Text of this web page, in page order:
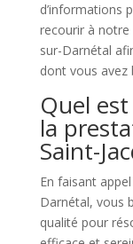
d’informations
recourir à notre
sur-Darnétal
dont vous avez
Quel
la
Saint-
En faisant
Darnétal, vous
qualité pour